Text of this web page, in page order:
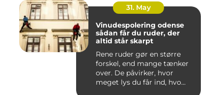
31. May
Vinudespolering odense
sådan får du ruder, der
altid står skarpt
Rene ruder gør en større
forskel, end mange tænker
over. De påvirker, hvor
meget lys du får ind, hvo...